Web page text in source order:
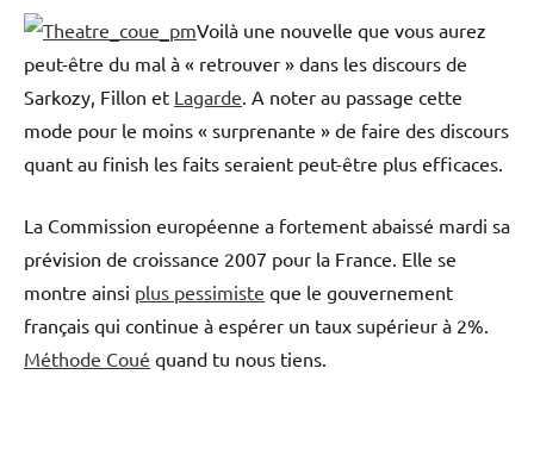
Voilà une nouvelle que vous aurez
peut-être du mal à « retrouver » dans les discours de
Sarkozy, Fillon et Lagarde . A noter au passage cette
mode pour le moins « surprenante » de faire des discours
quant au finish les faits seraient peut-être plus efficaces.
La Commission européenne a fortement abaissé mardi sa
prévision de croissance 2007 pour la France. Elle se
montre ainsi plus pessimiste que le gouvernement
français qui continue à espérer un taux supérieur à 2%.
Méthode Coué quand tu nous tiens.